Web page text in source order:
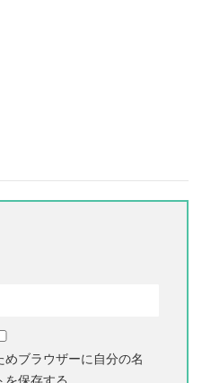
ブラウザーに自分の名
保存する。